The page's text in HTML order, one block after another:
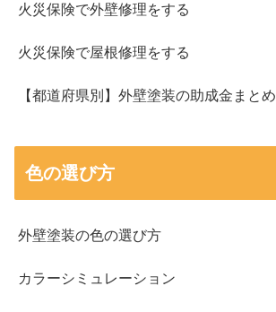
火災保険で外壁修理をする
火災保険で屋根修理をする
【都道府県別】外壁塗装の助成金まとめ
色の選び方
外壁塗装の色の選び方
カラーシミュレーション